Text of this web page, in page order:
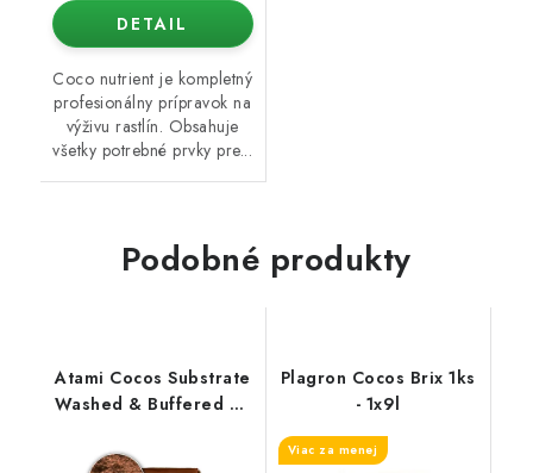
DETAIL
Coco nutrient je kompletný
profesionálny prípravok na
výživu rastlín. Obsahuje
všetky potrebné prvky pre...
Podobné produkty
Atami Cocos Substrate
Washed & Buffered 50
Plagron Cocos Brix 1ks
- 1x9l
Viac za menej